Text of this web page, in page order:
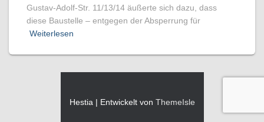
Gustav-Adolf-Str. 11/13/14 äußerte sich dazu, dass
diese Baustelle – entgegen der Absperrung für
Weiterlesen
Hestia | Entwickelt von ThemeIsle